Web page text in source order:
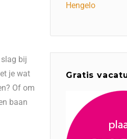
bij
je wat
Of om
baan
Hengelo
Gratis